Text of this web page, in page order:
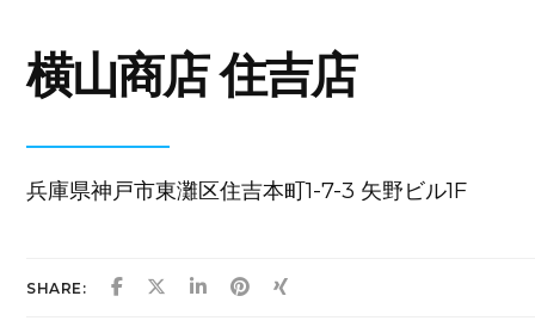
横山商店 住吉店
兵庫県神戸市東灘区住吉本町1-7-3 矢野ビル1F
SHARE: